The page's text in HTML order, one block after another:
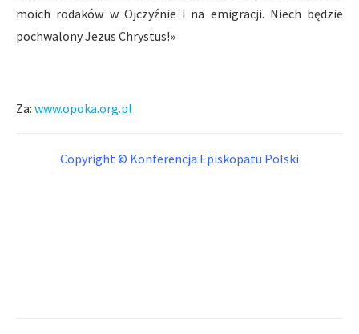
moich rodaków w Ojczyźnie i na emigracji. Niech będzie
pochwalony Jezus Chrystus!»
Za: www.opoka.org.pl
Copyright © Konferencja Episkopatu Polski